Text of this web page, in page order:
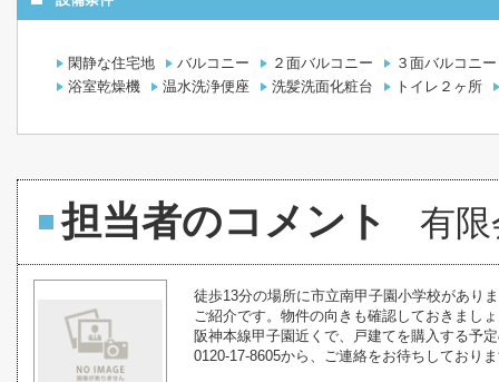
閑静な住宅地 バルコニー ２面バルコニー
３面バルコニー
浴室乾燥機
温水洗浄便座 洗髪洗面化粧台 トイレ２ヶ所
担当者のコメント 有
徒歩13分の場所に市立南甲子園小学校があり
ご紹介です。物件の向きも確認しておきまし
阪神本線甲子園近くで、戸建てを購入する予
0120-17-8605から、ご連絡をお待ちしており